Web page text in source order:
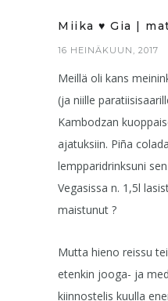
Miika ♥ Gia |
16 HEINÄKUUN, 2017
Meillä oli kans
(ja niille
Kambodzan
ajatuksiin. Piña
lempparidrinksuni
Vegasissa n. 1,5l
maistunut ?
Mutta hieno reissu
etenkin jooga- ja
kiinnostelis kuulla